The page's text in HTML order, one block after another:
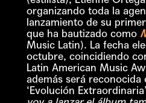
organizando toda la
lanzamiento de su
que ha bautizado como
Music Latin). La fecha
octubre, coincidiendo
Latin American Music
además será reconocida
‘Evolución